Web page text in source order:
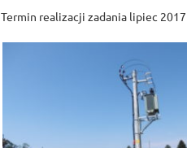
Termin realizacji zadania lipiec 2017